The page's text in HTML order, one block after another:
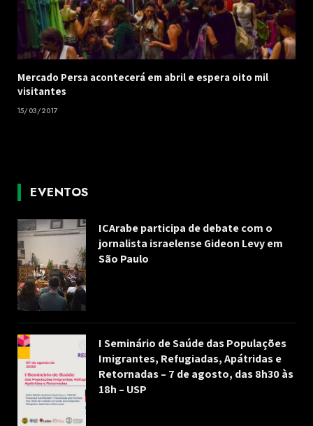
Mercado Persa acontecerá em abril e espera oito mil
visitantes
15/03/2017
EVENTOS
ICArabe participa de debate com o
jornalista israelense Gideon Levy em
São Paulo
I Seminário de Saúde das Populações
Imigrantes, Refugiadas, Apátridas e
Retornadas – 7 de agosto, das 8h30 às
18h – USP